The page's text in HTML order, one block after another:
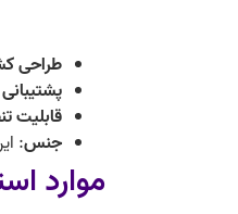
طراحی
قابلیت
جنس:
موارد